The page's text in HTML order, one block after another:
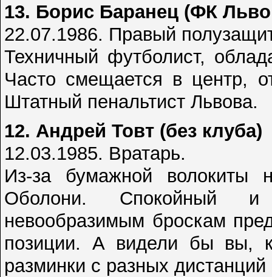
13. Борис Баранец (ФК
22.07.1986. Правый
Техничный футболист,
Часто смещается в центр,
Штатный пенальтист Львова.
12. Андрей Товт (без клуба)
12.03.1985. Вратарь.
Из-за бумажной волокиты
Оболони. Спокойный и
невообразимым броскам
позиции. А видели бы вы,
разминки с разных дистанций